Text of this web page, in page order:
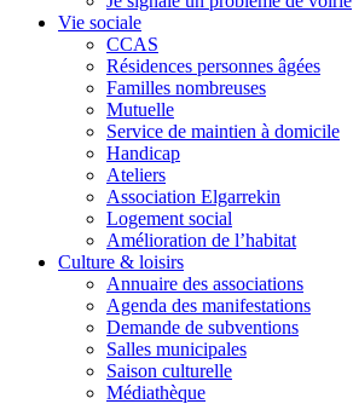
Vie sociale
CCAS
Résidences personnes âgées
Familles nombreuses
Mutuelle
Service de maintien à domicile
Handicap
Ateliers
Association Elgarrekin
Logement social
Amélioration de l’habitat
Culture & loisirs
Annuaire des associations
Agenda des manifestations
Demande de subventions
Salles municipales
Saison culturelle
Médiathèque